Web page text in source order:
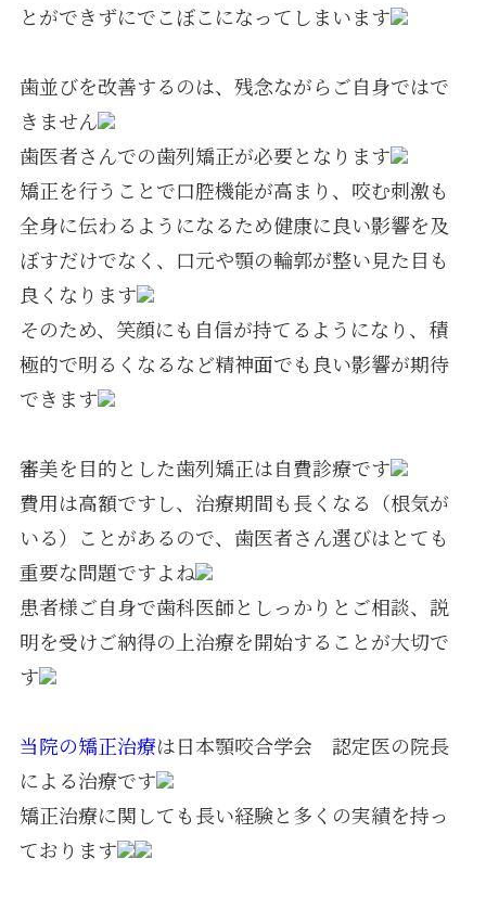
とができずにでこぼこになってしまいます
歯並びを改善するのは、残念ながらご自身ではで
きません
歯医者さんでの歯列矯正が必要となります
矯正を行うことで口腔機能が高まり、咬む刺激も
全身に伝わるようになるため健康に良い影響を及
ぼすだけでなく、口元や顎の輪郭が整い見た目も
良くなります
そのため、笑顔にも自信が持てるようになり、積
極的で明るくなるなど精神面でも良い影響が期待
できます
審美を目的とした歯列矯正は自費診療です
費用は高額ですし、治療期間も長くなる（根気が
いる）ことがあるので、歯医者さん選びはとても
重要な問題ですよね
患者様ご自身で歯科医師としっかりとご相談、説
明を受けご納得の上治療を開始することが大切で
す
当院の矯正治療は日本顎咬合学会 認定医の院長
による治療です
矯正治療に関しても長い経験と多くの実績を持っ
ております